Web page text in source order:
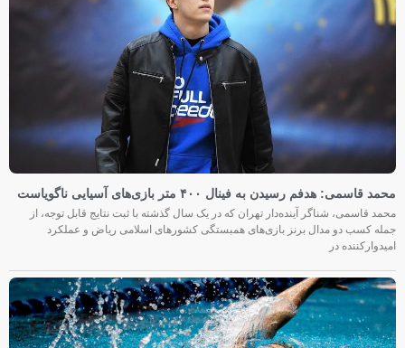
محمد قاسمی: هدفم رسیدن به فینال ۴۰۰ متر بازی‌های آسیایی ناگویاست
محمد قاسمی، شناگر آینده‌دار تهران که در یک سال گذشته با ثبت نتایج قابل توجه، از
جمله کسب دو مدال برنز بازی‌های همبستگی کشورهای اسلامی ریاض و عملکرد
امیدوارکننده در